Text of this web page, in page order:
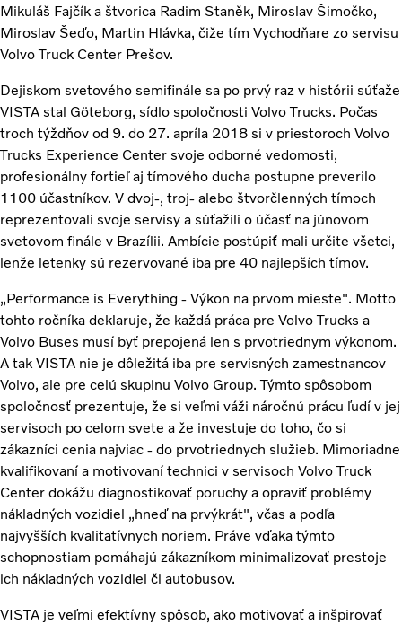
Mikuláš Fajčík a štvorica Radim Staněk, Miroslav Šimočko,
Miroslav Šeďo, Martin Hlávka, čiže tím Vychodňare zo servisu
Volvo Truck Center Prešov.
Dejiskom svetového semifinále sa po prvý raz v histórii súťaže
VISTA stal Göteborg, sídlo spoločnosti Volvo Trucks. Počas
troch týždňov od 9. do 27. apríla 2018 si v priestoroch Volvo
Trucks Experience Center svoje odborné vedomosti,
profesionálny fortieľ aj tímového ducha postupne preverilo
1100 účastníkov. V dvoj-, troj- alebo štvorčlenných tímoch
reprezentovali svoje servisy a súťažili o účasť na júnovom
svetovom finále v Brazílii. Ambície postúpiť mali určite všetci,
lenže letenky sú rezervované iba pre 40 najlepších tímov.
„Performance is Everything - Výkon na prvom mieste". Motto
tohto ročníka deklaruje, že každá práca pre Volvo Trucks a
Volvo Buses musí byť prepojená len s prvotriednym výkonom.
A tak VISTA nie je dôležitá iba pre servisných zamestnancov
Volvo, ale pre celú skupinu Volvo Group. Týmto spôsobom
spoločnosť prezentuje, že si veľmi váži náročnú prácu ľudí v jej
servisoch po celom svete a že investuje do toho, čo si
zákazníci cenia najviac - do prvotriednych služieb. Mimoriadne
kvalifikovaní a motivovaní technici v servisoch Volvo Truck
Center dokážu diagnostikovať poruchy a opraviť problémy
nákladných vozidiel „hneď na prvýkrát", včas a podľa
najvyšších kvalitatívnych noriem. Práve vďaka týmto
schopnostiam pomáhajú zákazníkom minimalizovať prestoje
ich nákladných vozidiel či autobusov.
VISTA je veľmi efektívny spôsob, ako motivovať a inšpirovať